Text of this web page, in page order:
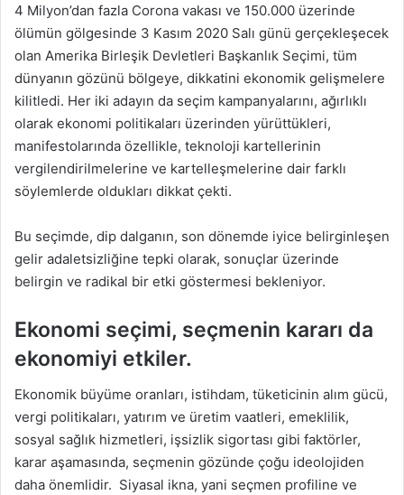
4 Milyon’dan fazla Corona vakası ve 150.000 üzerinde
ölümün gölgesinde 3 Kasım 2020 Salı günü gerçekleşecek
olan Amerika Birleşik Devletleri Başkanlık Seçimi, tüm
dünyanın gözünü bölgeye, dikkatini ekonomik gelişmelere
kilitledi. Her iki adayın da seçim kampanyalarını, ağırlıklı
olarak ekonomi politikaları üzerinden yürüttükleri,
manifestolarında özellikle, teknoloji kartellerinin
vergilendirilmelerine ve kartelleşmelerine dair farklı
söylemlerde oldukları dikkat çekti.
Bu seçimde, dip dalganın, son dönemde iyice belirginleşen
gelir adaletsizliğine tepki olarak, sonuçlar üzerinde
belirgin ve radikal bir etki göstermesi bekleniyor.
Ekonomi seçimi, seçmenin kararı da
ekonomiyi etkiler.
Ekonomik büyüme oranları, istihdam, tüketicinin alım gücü,
vergi politikaları, yatırım ve üretim vaatleri, emeklilik,
sosyal sağlık hizmetleri, işsizlik sigortası gibi faktörler,
karar aşamasında, seçmenin gözünde çoğu ideolojiden
daha önemlidir. Siyasal ikna, yani seçmen profiline ve